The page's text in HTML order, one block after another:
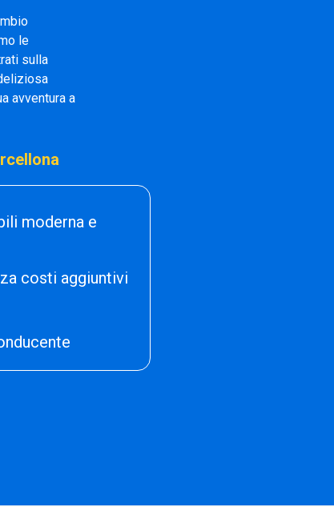
le
sulla
avventura a
moderna e
costi aggiuntivi